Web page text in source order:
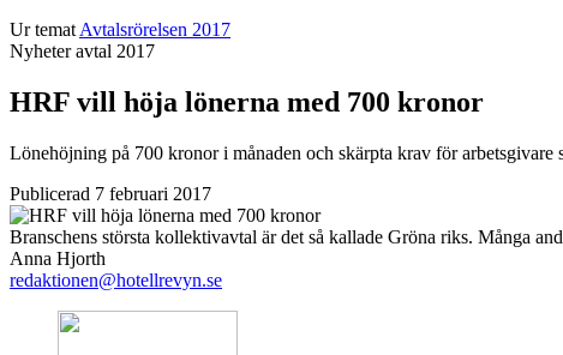
Ur temat Avtalsrörelsen 2017
Nyheteravtal 2017
HRF vill höja lönerna med 700 kronor
Lönehöjning på 700 kronor i månaden och skärpta krav för
Publicerad 7 februari 2017
Branschens största kollektivavtal är det så kallade Gröna riks. Många
Anna Hjorth
redaktionen@hotellrevyn.se